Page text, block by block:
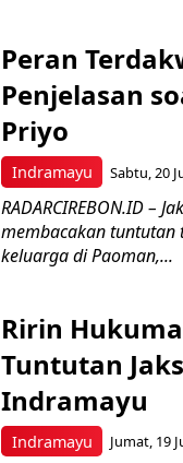
Indramayu
Peran
Penjelasan
Priyo
Sabtu, 20
RADARCIREBON.ID –
membacakan tuntutan
keluarga di Paoman,...
Indramayu
Ririn
Tuntutan
Indramayu
Jumat, 19